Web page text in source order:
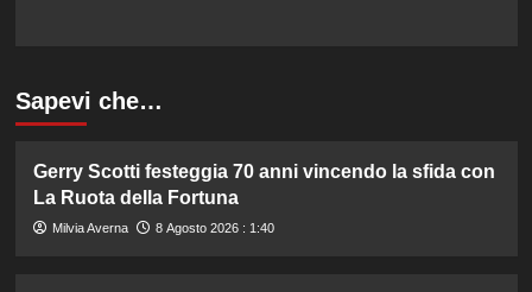
Sapevi che…
Gerry Scotti festeggia 70 anni vincendo la sfida con
La Ruota della Fortuna
Milvia Averna 8 Agosto 2026 : 1:40